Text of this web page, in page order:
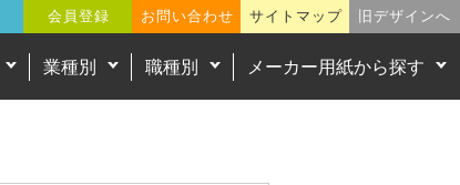
会員登録 お問い合わせ サイトマップ 旧デザインへ
業種別 職種別 メーカー用紙から探す